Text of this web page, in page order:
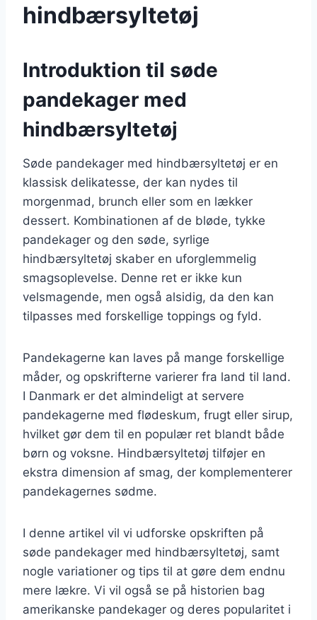
hindbærsyltetøj
Introduktion til søde
pandekager med
hindbærsyltetøj
Søde pandekager med hindbærsyltetøj er en
klassisk delikatesse, der kan nydes til
morgenmad, brunch eller som en lækker
dessert. Kombinationen af de bløde, tykke
pandekager og den søde, syrlige
hindbærsyltetøj skaber en uforglemmelig
smagsoplevelse. Denne ret er ikke kun
velsmagende, men også alsidig, da den kan
tilpasses med forskellige toppings og fyld.
Pandekagerne kan laves på mange forskellige
måder, og opskrifterne varierer fra land til land.
I Danmark er det almindeligt at servere
pandekagerne med flødeskum, frugt eller sirup,
hvilket gør dem til en populær ret blandt både
børn og voksne. Hindbærsyltetøj tilføjer en
ekstra dimension af smag, der komplementerer
pandekagernes sødme.
I denne artikel vil vi udforske opskriften på
søde pandekager med hindbærsyltetøj, samt
nogle variationer og tips til at gøre dem endnu
mere lækre. Vi vil også se på historien bag
amerikanske pandekager og deres popularitet i